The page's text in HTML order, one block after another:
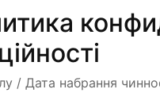
/ Дата набрання